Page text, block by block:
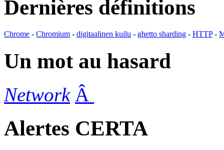
Dernières définitions
Chrome - Chromium - digitaalinen kuilu - ghetto sharding - HTTP-
Un mot au hasard
Network Â
Alertes CERTA